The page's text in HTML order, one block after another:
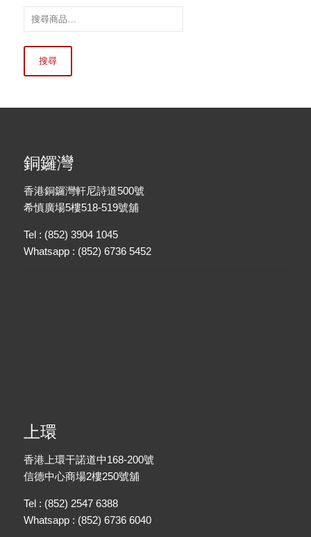
搜尋
銅鑼灣
香港銅鑼灣軒尼詩道500號
希慎廣場5樓518-519號舖
Tel : (852) 3904 1045
Whatsapp : (852) 6736 5452
上環
香港上環干諾道中168-200號
信德中心商場2樓250號舖
Tel : (852) 2547 6388
Whatsapp : (852) 6736 6040